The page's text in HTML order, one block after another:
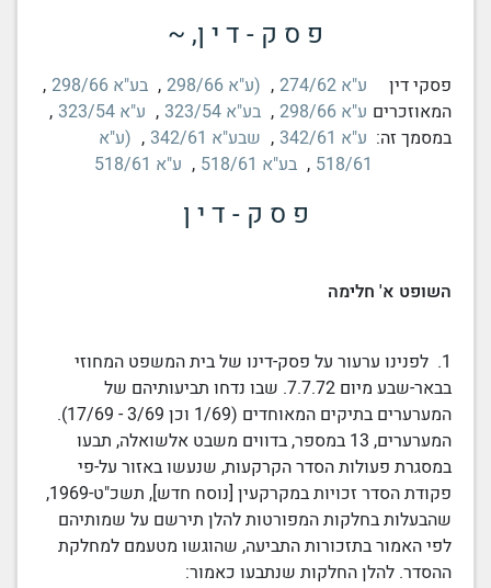
פ ס ק - ד י ן, ~
פסקי דין
המאוזכרים
במסמך זה:
ע"א 274/62 , (ע"א 298/66 , בע"א 298/66
,
ע"א 298/66
, בע"א 323/54 , ע"א 323/54
,
ע"א 342/61
, שבע"א 342/61 , (ע"א
518/61
, בע"א 518/61 , ע"א 518/61
פ ס ק - ד י ן
השופט א' חלימה
1. לפנינו ערעור על פסק-דינו של
בית המשפט המחוזי
בבאר-שבע מיום 7.7.72. שבו נדחו תביעותיהם של
המערערים בתיקים המאוחדים (1/69 וכן 3/69 - 17/69).
המערערים, 13 במספר, בדווים משבט אלשואלה, תבעו
במסגרת פעולותהסדר הקרקעות, שנעשו באזור על-פי
פקודת הסדר זכויות במקרקעין [נוסח חדש], תשכ"ט-1969
,
שהבעלות בחלקות המפורטות להלן תירשם על שמותיהם
לפי האמור בתזכורות התביעה, שהוגשו מטעמם למחלקת
ההסדר. להלן החלקות שנתבעו כאמור: